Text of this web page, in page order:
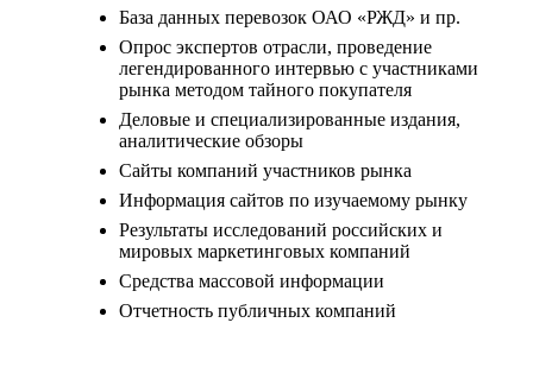
База данных перевозок ОАО «РЖД» и пр.
Опрос экспертов отрасли, проведение
легендированного интервью с участниками
рынка методом тайного покупателя
Деловые и специализированные издания,
аналитические обзоры
Сайты компаний участников рынка
Информация сайтов по изучаемому рынку
Результаты исследований российских и
мировых маркетинговых компаний
Средства массовой информации
Отчетность публичных компаний